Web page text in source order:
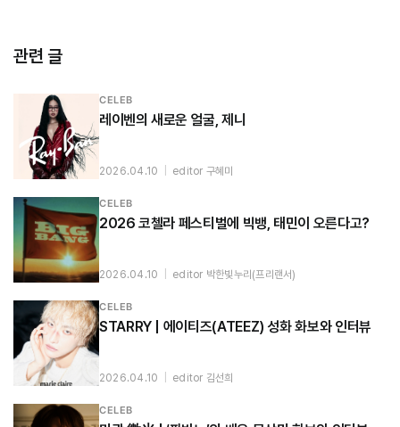
관련 글
CELEB
레이벤의 새로운 얼굴, 제니
2026.04.10 editor 구혜미
CELEB
2026 코첼라 페스티벌에 빅뱅, 태민이 오른다고?
2026.04.10 editor 박한빛누리(프리랜서)
CELEB
STARRY | 에이티즈(ATEEZ) 성화 화보와 인터뷰
2026.04.10 editor 김선희
CELEB